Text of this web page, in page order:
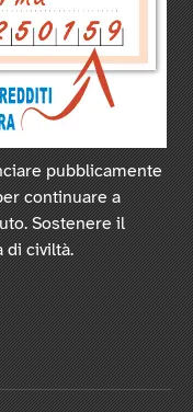
pubblicamente
continuare a
Sostenere il
di civiltà.